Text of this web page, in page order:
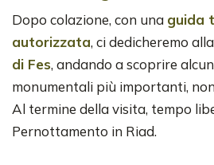
Dopo colazione, con una guida
autorizzata, ci dedicheremo alla
di Fes, andando a scoprire
monumentali più importanti,
Al termine della visita, tempo
Pernottamento in Riad.